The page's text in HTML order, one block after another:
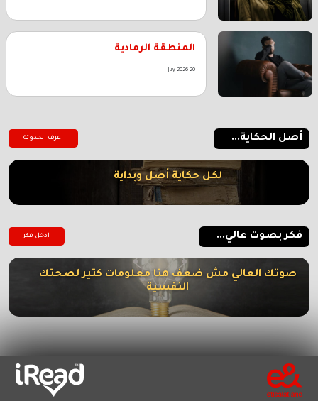
المنطقة الرمادية
20 July 2026
أصل الحكاية... اعرف الحدوتة
لكل حكاية أصل وبداية
فكر بصوت عالي... ادخل فكر
صوتك العالي مش ضعف هنا معلومات كتير لصحتك
النفسية